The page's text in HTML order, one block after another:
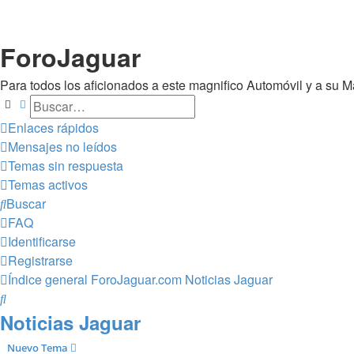
ForoJaguar
Para todos los aficionados a este magnifico Automóvil y a su
BuscarBúsqueda avanzada
Enlaces rápidos
Mensajes no leídos
Temas sin respuesta
Temas activos
Buscar
FAQ
Identificarse
Registrarse
Índice general ForoJaguar.com Noticias Jaguar
Buscar
Noticias Jaguar
Nuevo Tema